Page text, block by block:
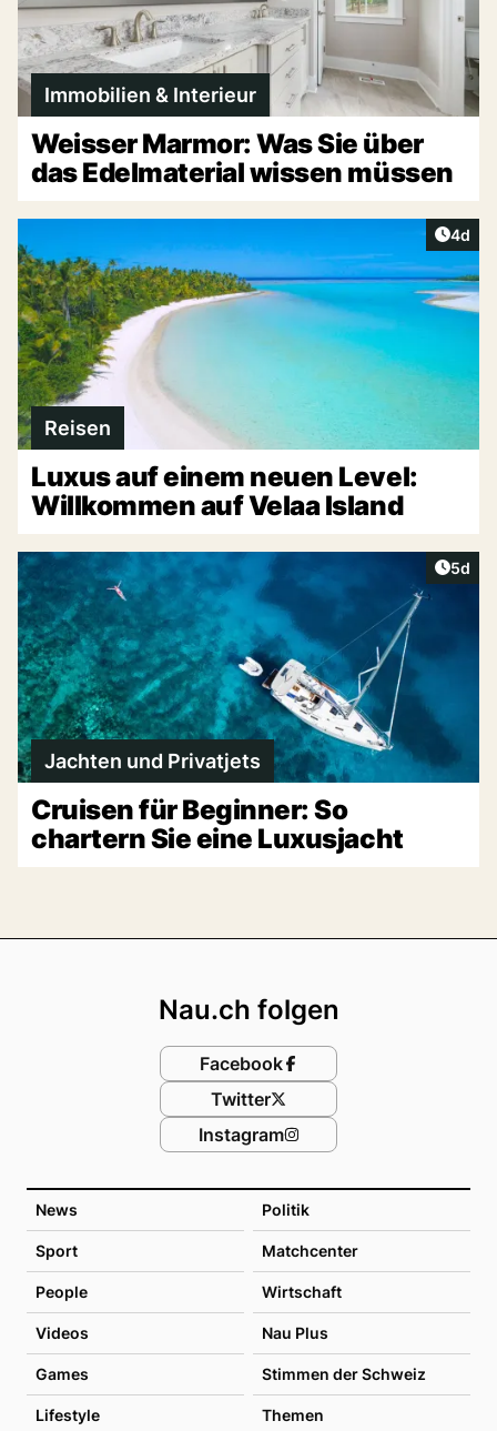
Immobilien & Interieur
Weisser Marmor: Was Sie über
das Edelmaterial wissen müssen
4d
Reisen
Luxus auf einem neuen Level:
Willkommen auf Velaa Island
5d
Jachten und Privatjets
Cruisen für Beginner: So
chartern Sie eine Luxusjacht
News Politik
Sport Matchcenter
People Wirtschaft
Videos Nau Plus
Games Stimmen der Schweiz
Lifestyle Themen
Nau.ch folgen
Facebook
Twitter
Instagram